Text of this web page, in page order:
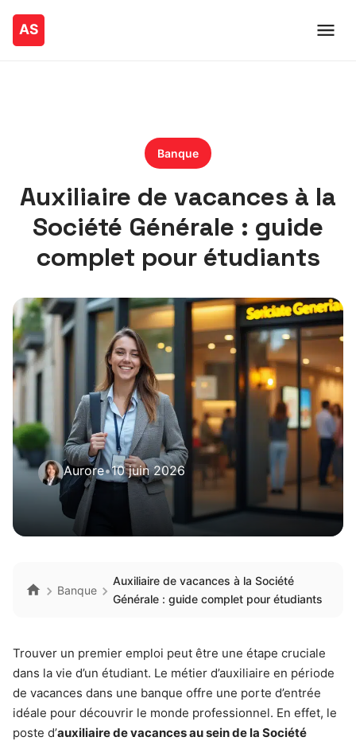
Banque
Auxiliaire de vacances à la
Société Générale : guide
complet pour étudiants
Aurore•10 juin 2026
Banque
Auxiliaire de vacances à la Société
Générale : guide complet pour étudiants
Trouver un premier emploi peut être une étape cruciale
dans la vie d’un étudiant. Le métier d’auxiliaire en période
de vacances dans une banque offre une porte d’entrée
idéale pour découvrir le monde professionnel. En effet, le
poste d’auxiliaire de vacances au sein de la Société